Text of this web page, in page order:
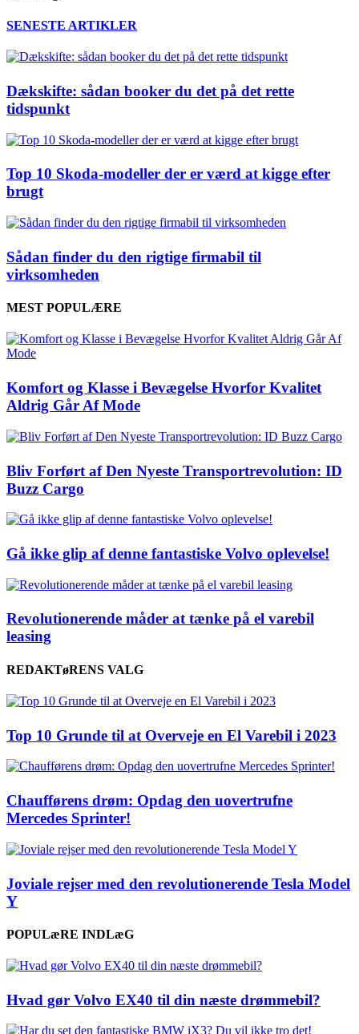
SENESTE ARTIKLER
Dækskifte: sådan booker du det på det rette
tidspunkt
Top 10 Skoda-modeller der er værd at kigge efter
brugt
Sådan finder du den rigtige firmabil til
virksomheden
MEST POPULÆRE
Komfort og Klasse i Bevægelse Hvorfor Kvalitet
Aldrig Går Af Mode
Bliv Forført af Den Nyeste Transportrevolution: ID
Buzz Cargo
Gå ikke glip af denne fantastiske Volvo oplevelse!
Revolutionerende måder at tænke på el varebil
leasing
REDAKTøRENS VALG
Top 10 Grunde til at Overveje en El Varebil i 2023
Chaufførens drøm: Opdag den uovertrufne
Mercedes Sprinter!
Joviale rejser med den revolutionerende Tesla Model
Y
POPULæRE INDLæG
Hvad gør Volvo EX40 til din næste drømmebil?